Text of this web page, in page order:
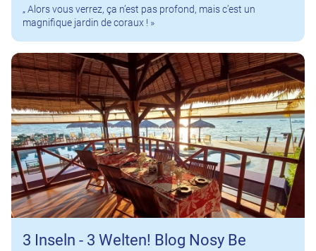
„ Alors vous verrez, ça n’est pas profond, mais c’est un
magnifique jardin de coraux ! »
3 Inseln - 3 Welten! Blog Nosy Be